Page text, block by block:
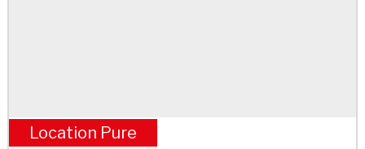
Location Pure